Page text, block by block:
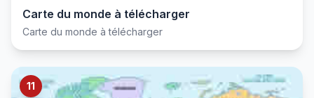
Carte du monde à télécharger
Carte du monde à télécharger
11